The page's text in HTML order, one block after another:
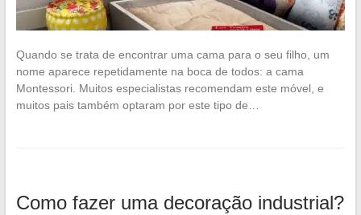
Quando se trata de encontrar uma cama para o seu filho, um
nome aparece repetidamente na boca de todos: a cama
Montessori. Muitos especialistas recomendam este móvel, e
muitos pais também optaram por este tipo de…
Como fazer uma decoração industrial?